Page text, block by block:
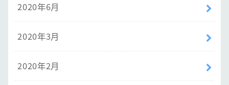
2020年6月
2020年3月
2020年2月